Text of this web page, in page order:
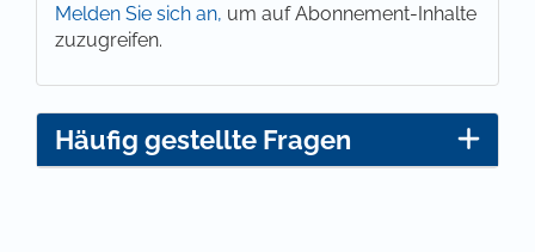
Melden Sie sich an, um auf Abonnement-Inhalte
zuzugreifen.
Häufig gestellte Fragen